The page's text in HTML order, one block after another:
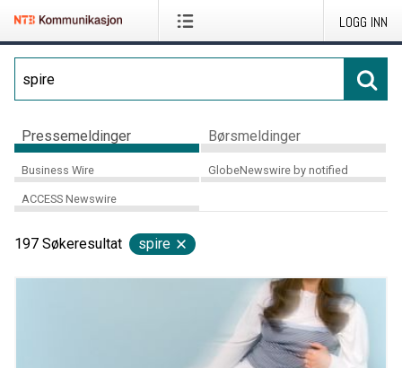
LOGG INN
Pressemeldinger Børsmeldinger
Business Wire GlobeNewswire by notified
ACCESS Newswire
197 Søkeresultat spire